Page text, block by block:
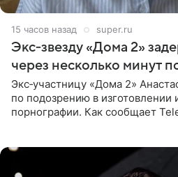
15 часов назад super.ru
Экс‑звезду «Дома 2»
через несколько минут
Экс‑участницу «Дома 2»
по подозрению в изготовлении
порнографии. Как сообщает